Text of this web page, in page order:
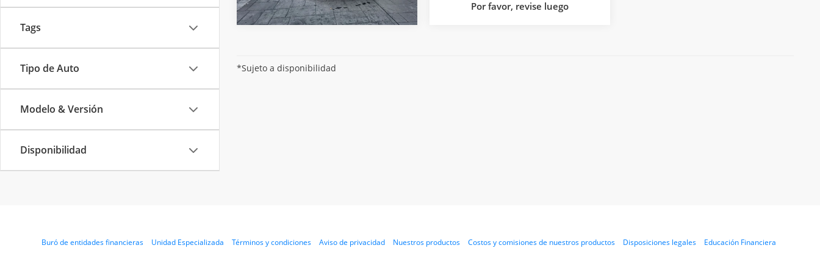
Tags
Tipo de Auto
Modelo & Versión
Disponibilidad
Por favor, revise luego
*Sujeto a disponibilidad
Buró de entidades financieras Unidad Especializada Términos y condiciones Aviso de privacidad Nuestros productos Costos y comisiones de nuestros productos Disposiciones legales Educación Financiera